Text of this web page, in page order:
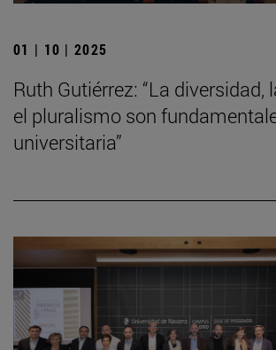
01 | 10 | 2025
Ruth Gutiérrez: “La diversidad,
el pluralismo son
universitaria”